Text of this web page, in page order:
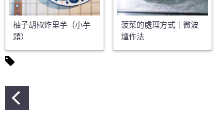
柚子胡椒炸里芋（小芋
頭）
菠菜的處理方式｜微波
爐作法
文